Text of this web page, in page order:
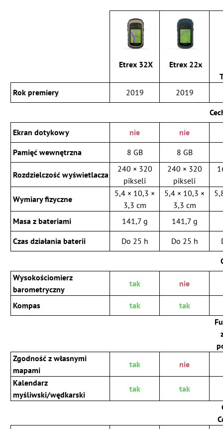
Etrex 32X
Etrex 22x
Rok premiery
2019
2019
Ekran dotykowy
nie
nie
Pamięć wewnętrzna
8 GB 8 GB
Rozdzielczość wyświetlacza
240 × 320
pikseli
240 × 320
pikseli
Wymiary fizyczne
5,4 × 10,3 ×
3,3 cm
5,4 × 10,3 ×
3,3 cm
Masa z bateriami
141,7 g
141,7 g
Czas działania baterii
Do 25 h Do 25 h
Wysokościomierz
barometryczny
tak nie
Kompas tak
tak
Zgodność z własnymi
mapami
tak
nie
Kalendarz
myśliwski/wędkarski
tak
tak